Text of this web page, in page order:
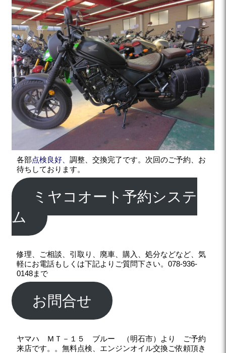
各部点検良好、調整、交換完了です。次回のご予約、お
待ちしております。
ミヤコオート予約システ
ム
修理、ご相談、引取り、廃車、購入、処分などなど、気
軽にお電話もしくは下記よりご質問下さい。078-936-
0148まで
お問合せ
ヤマハ ＭＴ－１５ ブルー （明石市）より ご予約
来店です。。無料点検、エンジンオイル交換ご依頼頂き